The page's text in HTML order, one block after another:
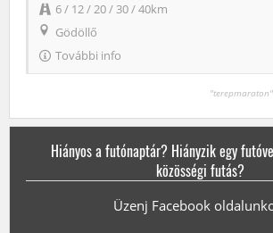
6 / 12 / 20 / 30 / 40km
Gödöllő
További info
Hiányos a futónaptár? Hiányzik egy
közösségi futás?
Üzenj Facebook